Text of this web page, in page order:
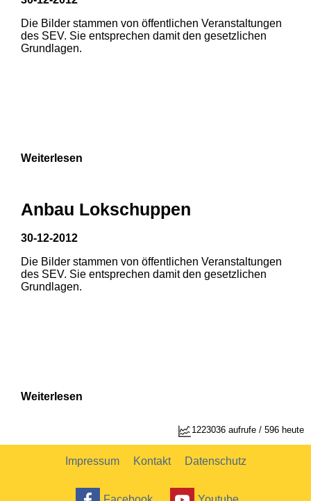
Die Bilder stammen von öffentlichen Veranstaltungen
des SEV. Sie entsprechen damit den gesetzlichen
Grundlagen.
Weiterlesen
Anbau Lokschuppen
30-12-2012
Die Bilder stammen von öffentlichen Veranstaltungen
des SEV. Sie entsprechen damit den gesetzlichen
Grundlagen.
Weiterlesen
1223036 aufrufe / 596 heute
Impressum Kontakt Datenschutz